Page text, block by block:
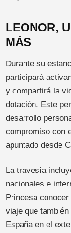
LEONOR,
MÁS
Durante su
participará
y compartirá la
dotación. Este
desarrollo
compromiso con
apuntado desde
La travesía
nacionales e
Princesa
viaje que
España en el